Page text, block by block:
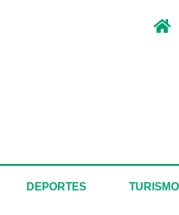
DEPORTES TURISMO